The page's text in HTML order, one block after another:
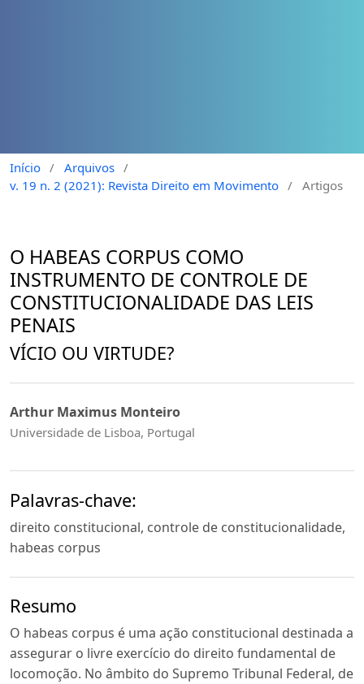
Início / Arquivos /
v. 19 n. 2 (2021): Revista Direito em Movimento / Artigos
O HABEAS CORPUS COMO
INSTRUMENTO DE CONTROLE DE
CONSTITUCIONALIDADE DAS LEIS
PENAIS
VÍCIO OU VIRTUDE?
Arthur Maximus Monteiro
Universidade de Lisboa, Portugal
Palavras-chave:
direito constitucional, controle de constitucionalidade,
habeas corpus
Resumo
O habeas corpus é uma ação constitucional destinada a
assegurar o livre exercício do direito fundamental de
locomoção. No âmbito do Supremo Tribunal Federal, de